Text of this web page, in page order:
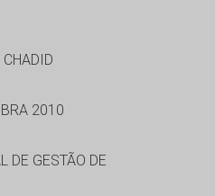
2010
DE GESTÃO DE